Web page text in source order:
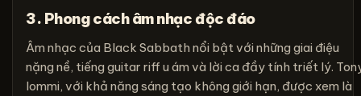
3. Phong cách âm nhạc độc đáo
Âm nhạc của Black Sabbath nổi bật với những giai điệu
nặng nề, tiếng guitar riff u ám và lời ca đầy tính triết lý.
Iommi, với khả năng sáng tạo không giới hạn, được xem là